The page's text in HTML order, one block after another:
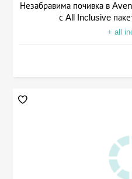
Незабравима почивка в
с All Inclusive
+ all